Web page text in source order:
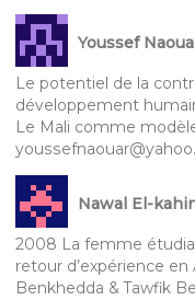
Youssef
Le potentiel de la
développement
Le Mali comme
Nawal El-
2008 La femme
retour d’expérience
Benkhedda & Tawfik